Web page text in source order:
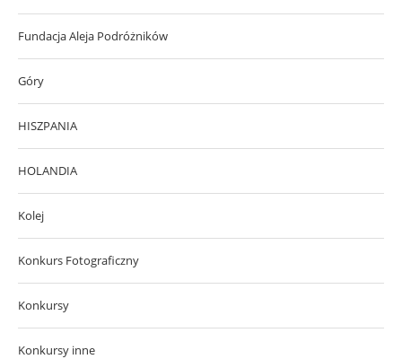
Fundacja Aleja Podróżników
Góry
HISZPANIA
HOLANDIA
Kolej
Konkurs Fotograficzny
Konkursy
Konkursy inne